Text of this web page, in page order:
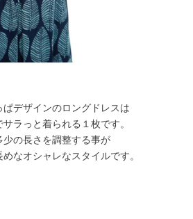
デザインのロングドレスは
ラっと着られる１枚です。
の長さを調整する事が
なオシャレなスタイルです。